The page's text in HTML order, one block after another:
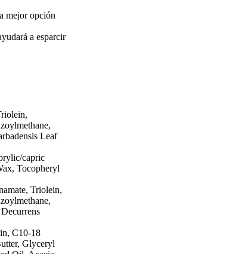
mejor opción
a esparcir
Leaf
capric
Tocopheryl
Triolein,
C10-18
Glyceryl